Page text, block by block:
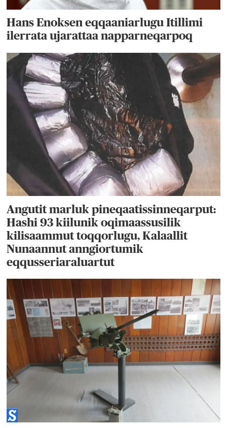
Hans Enoksen eqqaaniarlugu Itillimi
ilerrata ujarattaa napparneqarpoq
Angutit marluk pineqaatissinneqarput:
Hashi 93 kiilunik oqimaassusilik
kilisaammut toqqorlugu, Kalaallit
Nunaannut anngiortumik
eqqusseriaraluartut